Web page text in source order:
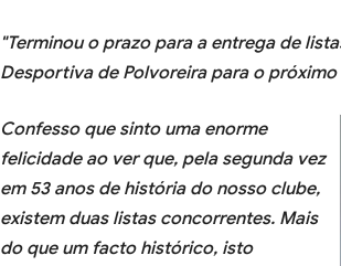
"Terminou o prazo para a entrega de
Desportiva de Polvoreira para o próximo
Confesso que sinto uma enorme
felicidade ao ver que, pela segunda vez
em 53 anos de história do nosso clube,
existem duas listas concorrentes. Mais
do que um facto histórico, isto